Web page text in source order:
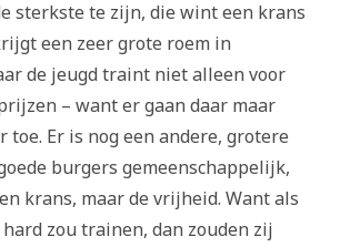
sterkste te zijn, die wint een krans
een zeer grote roem in
de jeugd traint niet alleen voor
– want er gaan daar maar
toe. Er is nog een andere, grotere
burgers gemeenschappelijk,
krans, maar de vrijheid. Want als
zou trainen, dan zouden zij